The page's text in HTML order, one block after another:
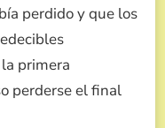
perdido y que los
primera
perderse el final